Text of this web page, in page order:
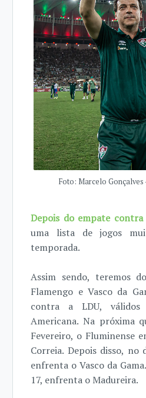
Foto: Marcelo Gonçalves
Depois do empate contra
uma lista de jogos
temporada.
Assim sendo, teremos
Flamengo e Vasco da
contra a LDU, válidos
Americana. Na próxima
Fevereiro, o Fluminense
Correia. Depois disso, no
enfrenta o Vasco da
17, enfrenta o Madureira.